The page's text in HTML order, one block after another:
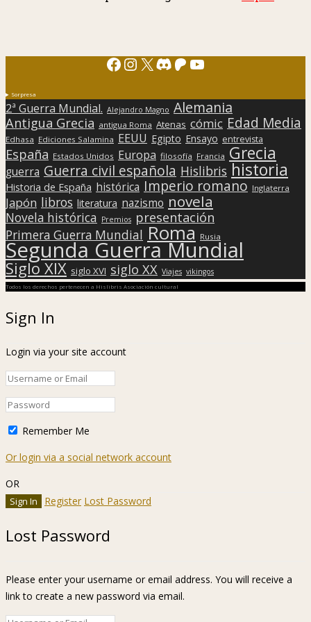
Facebook
Instagram
X Discord
Patreon
YouTube
Sorpresa
2ª Guerra Mundial. Alejandro Magno Alemania
Antigua Grecia antigua Roma Atenas cómic Edad Media
Edhasa Ediciones Salamina EEUU Egipto Ensayo entrevista
España Estados Unidos Europa filosofía Francia Grecia
guerra Guerra civil española Hislibris historia
Historia de España histórica Imperio romano Inglaterra
Japón libros literatura nazismo novela
Novela histórica Premios presentación
Primera Guerra Mundial Roma Rusia
Segunda Guerra Mundial
Siglo XIX siglo XVI siglo XX Viajes vikingos
Todos los derechos pertenecen a Hislibris Asociación cultural
Sign In
Login via your site account
Remember Me
Or login via a social network account
OR
Register Lost Password
Lost Password
Please enter your username or email address. You will receive a
link to create a new password via email.